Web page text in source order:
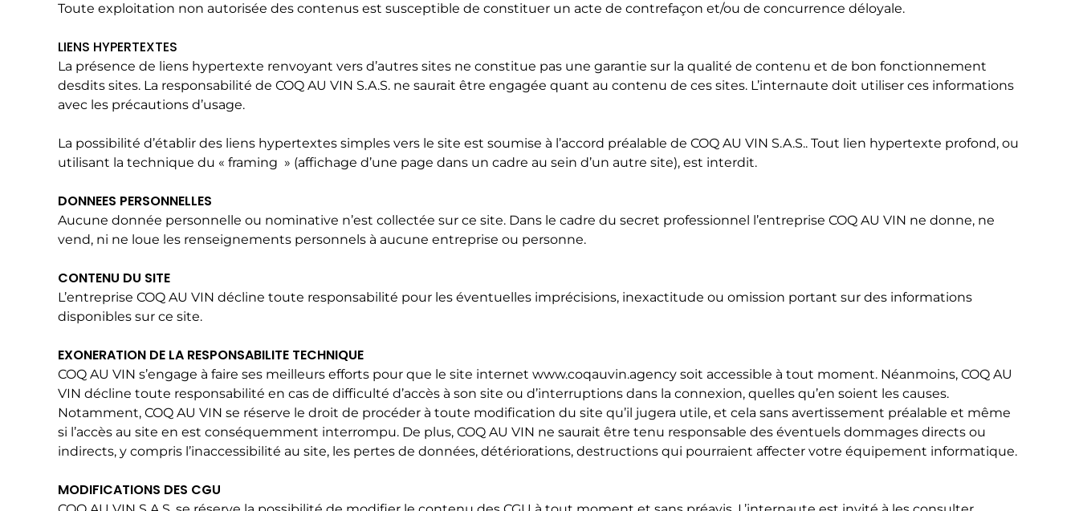
Toute exploitation non autorisée des contenus est susceptible de constituer un acte de contrefaçon et/ou de concurrence déloyale.
LIENS HYPERTEXTES
La présence de liens hypertexte renvoyant vers d’autres sites ne constitue pas une garantie sur la qualité de contenu et de bon fonctionnement
desdits sites. La responsabilité de COQ AU VIN S.A.S. ne saurait être engagée quant au contenu de ces sites. L’internaute doit utiliser ces informations
avec les précautions d’usage.
La possibilité d’établir des liens hypertextes simples vers le site est soumise à l’accord préalable de COQ AU VIN S.A.S.. Tout lien hypertexte profond, ou
utilisant la technique du « framing » (affichage d’une page dans un cadre au sein d’un autre site), est interdit.
DONNEES PERSONNELLES
Aucune donnée personnelle ou nominative n’est collectée sur ce site. Dans le cadre du secret professionnel l’entreprise COQ AU VIN ne donne, ne
vend, ni ne loue les renseignements personnels à aucune entreprise ou personne.
CONTENU DU SITE
L’entreprise COQ AU VIN décline toute responsabilité pour les éventuelles imprécisions, inexactitude ou omission portant sur des informations
disponibles sur ce site.​
EXONERATION DE LA RESPONSABILITE TECHNIQUE
COQ AU VIN s’engage à faire ses meilleurs efforts pour que le site internet www.coqauvin.agency soit accessible à tout moment. Néanmoins, COQ AU
VIN décline toute responsabilité en cas de difficulté d’accès à son site ou d’interruptions dans la connexion, quelles qu’en soient les causes.
Notamment, COQ AU VIN se réserve le droit de procéder à toute modification du site qu’il jugera utile, et cela sans avertissement préalable et même
si l’accès au site en est conséquemment interrompu. De plus, COQ AU VIN ne saurait être tenu responsable des éventuels dommages directs ou
indirects, y compris l’inaccessibilité au site, les pertes de données, détériorations, destructions qui pourraient affecter votre équipement informatique.
MODIFICATIONS DES CGU